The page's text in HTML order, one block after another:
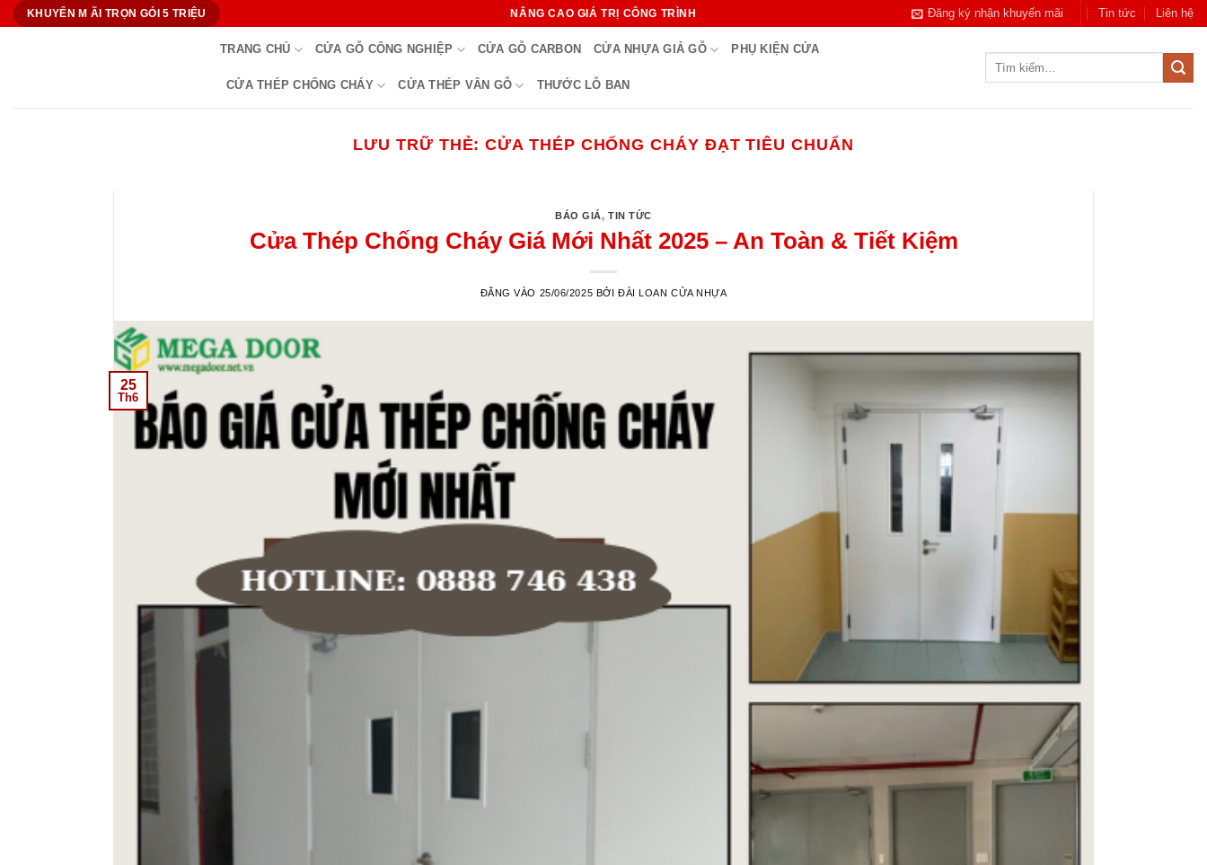
Bỏ
KHUYẾN M ÃI TRỌN GÓI 5 TRIỆU NÂNG CAO GIÁ TRỊ CÔNG TRÌNH Đăng ký nhận khuyến mãi Tin tức Liên hệ
TRANG CHỦ CỬA GỖ CÔNG NGHIỆP CỬA GỖ CARBON CỬA NHỰA GIẢ GỖ PHỤ KIỆN CỬA
CỬA THÉP CHỐNG CHÁY CỬA THÉP VÂN GỖ THƯỚC LỖ BAN
LƯU TRỮ THẺ:CỬA THÉP CHỐNG CHÁY ĐẠT TIÊU CHUẨN
BÁO GIÁ,TIN TỨC
Cửa Thép Chống Cháy Giá Mới Nhất 2025 – An Toàn & Tiết Kiệm
ĐĂNG VÀO 25/06/2025 BỞI ĐÀI LOAN CỬA NHỰA
25
Th6